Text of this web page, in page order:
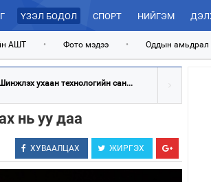
ҮЗЭЛ БОДОЛ СПОРТ НИЙГЭМ
АШТ • Фото мэдээ • Оддын амьдрал
Шинжлэх ухаан технологийн сан...
нь уу даа
ХУВААЛЦАХ ЖИРГЭХ